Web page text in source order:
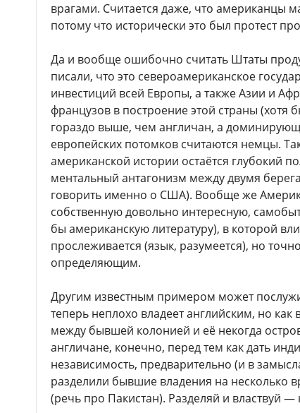
врагами. Считается даже, что американцы
потому что исторически это был протест
Да и вообще ошибочно считать Штаты
писали, что это североамериканское
инвестиций всей Европы, а также Азии и
французов в построение этой страны (хотя
гораздо выше, чем англичан, а
европейских потомков считаются немцы.
американской истории остаётся глубокий
ментальный антагонизм между двумя
говорить именно о США). Вообще же
собственную довольно интересную,
бы американскую литературу), в которой
прослеживается (язык, разумеется), но
определяющим.
Другим известным примером может
теперь неплохо владеет английским, но как
между бывшей колонией и её некогда
англичане, конечно, перед тем как дать
независимость, предварительно (и в
разделили бывшие владения на несколько
(речь про Пакистан). Разделяй и властвуй —